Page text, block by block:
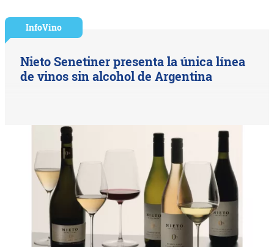
InfoVino
Nieto Senetiner presenta la única línea
de vinos sin alcohol de Argentina